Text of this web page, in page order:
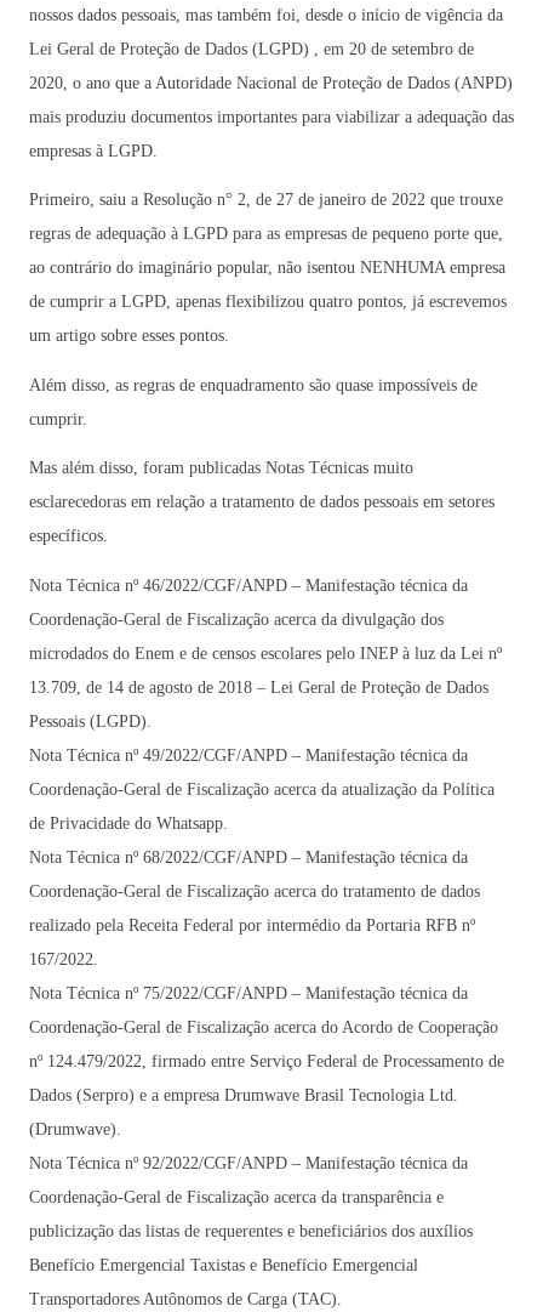
nossos dados pessoais, mas também foi, desde o início de vigência da
Lei Geral de Proteção de Dados (LGPD) , em 20 de setembro de
2020, o ano que a Autoridade Nacional de Proteção de Dados (ANPD)
mais produziu documentos importantes para viabilizar a adequação das
empresas à LGPD.
Primeiro, saiu a Resolução n° 2, de 27 de janeiro de 2022 que trouxe
regras de adequação à LGPD para as empresas de pequeno porte que,
ao contrário do imaginário popular, não isentou NENHUMA empresa
de cumprir a LGPD, apenas flexibilizou quatro pontos, já escrevemos
um artigo sobre esses pontos.
Além disso, as regras de enquadramento são quase impossíveis de
cumprir.
Mas além disso, foram publicadas Notas Técnicas muito
esclarecedoras em relação a tratamento de dados pessoais em setores
específicos.
Nota Técnica nº 46/2022/CGF/ANPD – Manifestação técnica da
Coordenação-Geral de Fiscalização acerca da divulgação dos
microdados do Enem e de censos escolares pelo INEP à luz da Lei nº
13.709, de 14 de agosto de 2018 – Lei Geral de Proteção de Dados
Pessoais (LGPD).
Nota Técnica nº 49/2022/CGF/ANPD – Manifestação técnica da
Coordenação-Geral de Fiscalização acerca da atualização da Política
de Privacidade do Whatsapp.
Nota Técnica nº 68/2022/CGF/ANPD – Manifestação técnica da
Coordenação-Geral de Fiscalização acerca do tratamento de dados
realizado pela Receita Federal por intermédio da Portaria RFB nº
167/2022.
Nota Técnica nº 75/2022/CGF/ANPD – Manifestação técnica da
Coordenação-Geral de Fiscalização acerca do Acordo de Cooperação
nº 124.479/2022, firmado entre Serviço Federal de Processamento de
Dados (Serpro) e a empresa Drumwave Brasil Tecnologia Ltd.
(Drumwave).
Nota Técnica nº 92/2022/CGF/ANPD – Manifestação técnica da
Coordenação-Geral de Fiscalização acerca da transparência e
publicização das listas de requerentes e beneficiários dos auxílios
Benefício Emergencial Taxistas e Benefício Emergencial
Transportadores Autônomos de Carga (TAC).